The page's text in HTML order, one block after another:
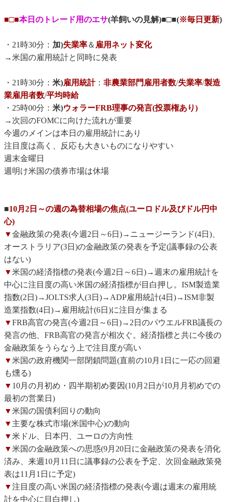
■□■本日のトレード用のエサ(羊飼いの見解)■□■(※毎日更新)
・21時30分： 加)失業率＆ 雇用ネット変化
→米国の雇用統計と同時に発表
・21時30分： 米)雇用統計： 非農業部門雇用者数/失業率/製造
業雇用者数/平均時給
・25時00分： 米)ウォラーFRB理事の発言(投票権あり)
→次回のFOMCに向けた流れが重要
今週のメインは本日の雇用統計にあり
注目度は高く、反応も大きいものになりやすい
週末金曜日
週明け米国の債券市場は休場
■10月2日～の週の為替相場の焦点(ユーロドル及びドル円中
心)
▼金融政策の発表(今週2日～6日)→ニュージーランド(4日)、
オーストラリア(3日)の金融政策の発表を予定(議事録の公表
はない)
▼米国の経済指標の発表(今週2日～6日)→週末の雇用統計を
中心に注目度の高い米国の経済指標が目白押し。ISM製造業
指数(2日)→JOLTS求人(3日)→ADP雇用統計(4日)→ISM非製
造業指数(4日)→雇用統計(6日)に注目が集まる
▼FRB高官の発言(今週2日～6日)→2日のパウエルFRB議長の
発言の他、FRB高官の発言が相次ぐ。経済指標と共に今後の
金融政策をうらなう上で注目度が高い
▼米国の政府機関一部閉鎖問題(直前の10月1日に一応の回避
も燻る)
▼ 10月の月初め・四半期初め要因(10月2日が10月月初めでの
最初の営業日)
▼米国の国債利回りの動向
▼ 主要な株式市場(米国中心)の動向
▼米ドル、日本円、ユーロの方向性
▼米国の金融政策への思惑(9月20日に金融政策の発表を消化
済み、来週10月11日に議事録の公表を予定、次回金融政策発
表は11月1日に予定)
▼注目度の高い米国の経済指標の発表(今週は週末の雇用統
計を中心に目白押し)